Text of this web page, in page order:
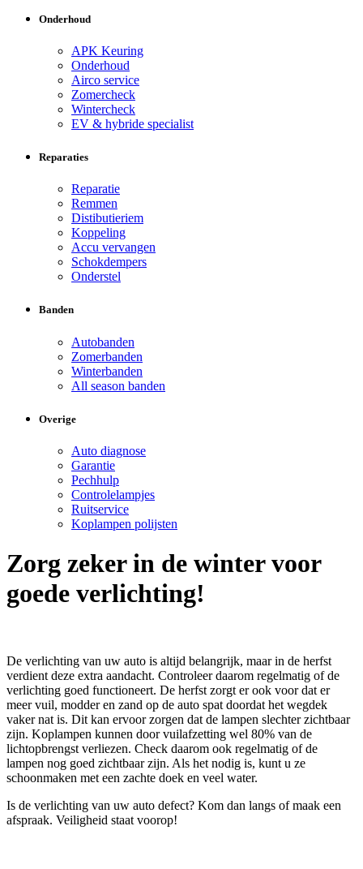
Onderhoud
APK Keuring
Onderhoud
Airco service
Zomercheck
Wintercheck
EV & hybride specialist
Reparaties
Reparatie
Remmen
Distibutieriem
Koppeling
Accu vervangen
Schokdempers
Onderstel
Banden
Autobanden
Zomerbanden
Winterbanden
All season banden
Overige
Auto diagnose
Garantie
Pechhulp
Controlelampjes
Ruitservice
Koplampen polijsten
Zorg zeker in de winter voor
goede verlichting!
De verlichting van uw auto is altijd belangrijk, maar in de herfst
verdient deze extra aandacht. Controleer daarom regelmatig of de
verlichting goed functioneert. De herfst zorgt er ook voor dat er
meer vuil, modder en zand op de auto spat doordat het wegdek
vaker nat is. Dit kan ervoor zorgen dat de lampen slechter zichtbaar
zijn. Koplampen kunnen door vuilafzetting wel 80% van de
lichtopbrengst verliezen. Check daarom ook regelmatig of de
lampen nog goed zichtbaar zijn. Als het nodig is, kunt u ze
schoonmaken met een zachte doek en veel water.
Is de verlichting van uw auto defect? Kom dan langs of maak een
afspraak. Veiligheid staat voorop!